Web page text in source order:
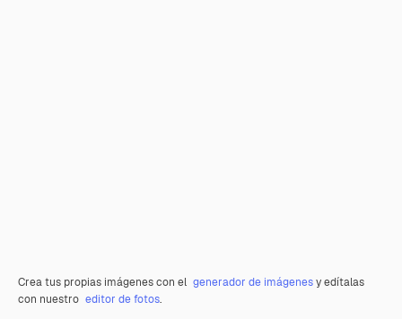
Crea tus propias imágenes con el generador de imágenesy edítalas
con nuestro editor de fotos.